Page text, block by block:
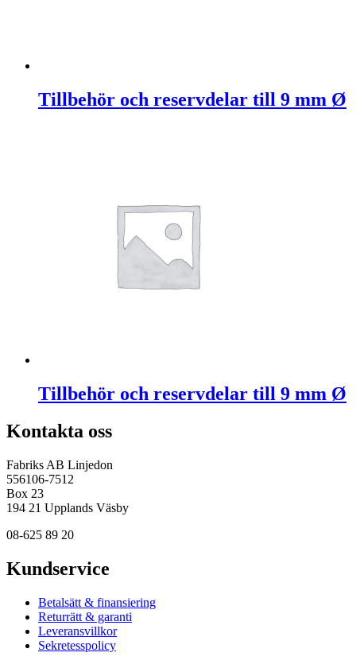
Tillbehör och reservdelar till 9 mm Ø
Tillbehör och reservdelar till 9 mm Ø
Kontakta oss
Fabriks AB Linjedon
556106-7512
Box 23
194 21 Upplands Väsby
08-625 89 20
Kundservice
Betalsätt & finansiering
Returrätt & garanti
Leveransvillkor
Sekretesspolicy